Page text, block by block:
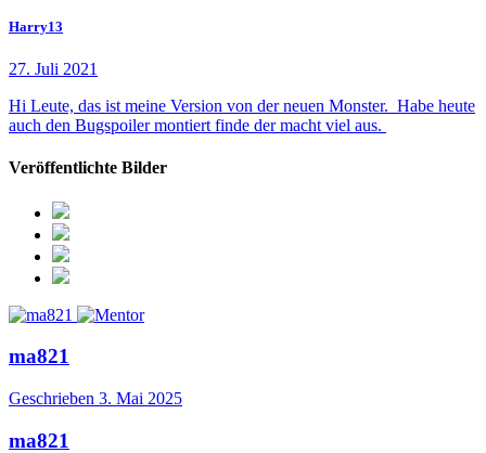
Harry13
27. Juli 2021
Hi Leute, das ist meine Version von der neuen Monster. Habe heute
auch den Bugspoiler montiert finde der macht viel aus.
Veröffentlichte Bilder
ma821
Geschrieben 3. Mai 2025
ma821